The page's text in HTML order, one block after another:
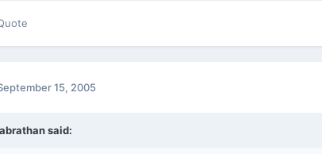
15, 2005
said: